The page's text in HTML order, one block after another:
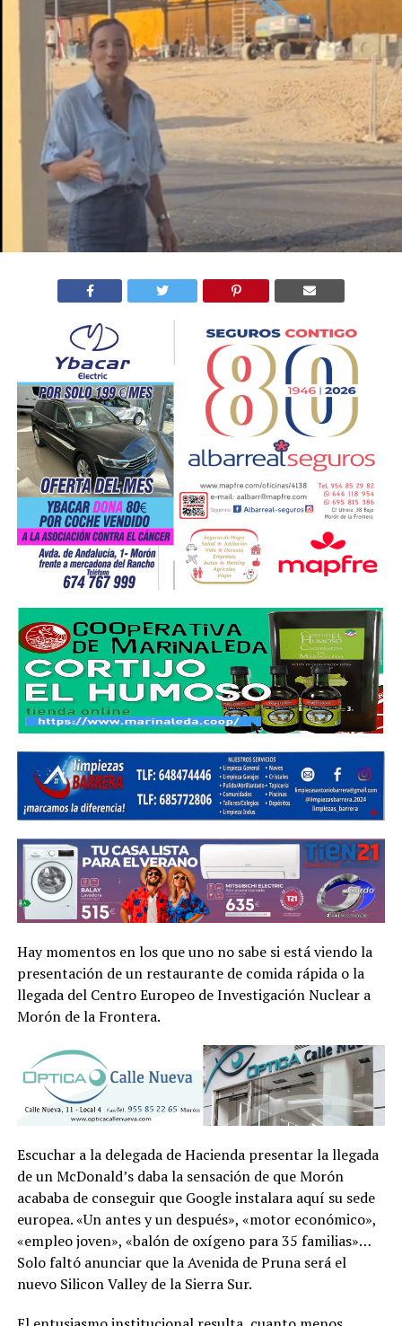
Hay momentos en los que uno no sabe si está viendo la
presentación de un restaurante de comida rápida o la
llegada del Centro Europeo de Investigación Nuclear a
Morón de la Frontera.
Escuchar a la delegada de Hacienda presentar la llegada
de un McDonald’s daba la sensación de que Morón
acababa de conseguir que Google instalara aquí su sede
europea. «Un antes y un después», «motor económico»,
«empleo joven», «balón de oxígeno para 35 familias»…
Solo faltó anunciar que la Avenida de Pruna será el
nuevo Silicon Valley de la Sierra Sur.